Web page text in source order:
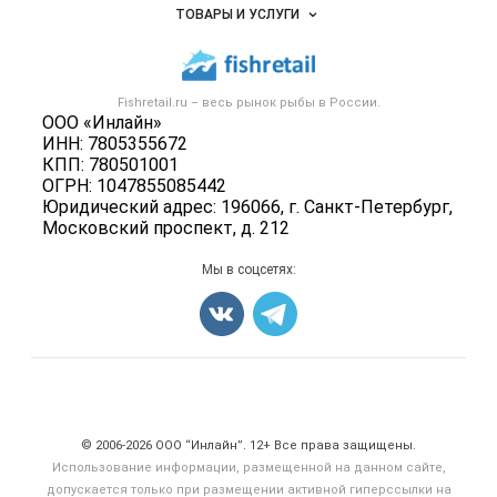
Fishretail.ru – весь рынок рыбы в России.
ООО «Инлайн»
ИНН: 7805355672
КПП: 780501001
ОГРН: 1047855085442
Юридический адрес: 196066, г. Санкт-Петербург,
Московский проспект, д. 212
Размещение рекламы
Публичная оферта
Контактная информация
Политика обработки персональных данных
Объявления
Новости рынка
Вакансии
Блог
ТОВАРЫ И УСЛУГИ
Икра
Рыбопосадочный материал
Полуфабрикаты
Консервы
Карта объявлений
Мы в соцсетях:
© 2006‑2026 ООО “Инлайн”. 12+ Все права защищены.
Использование информации, размещенной на данном сайте,
допускается только при размещении активной гиперссылки на